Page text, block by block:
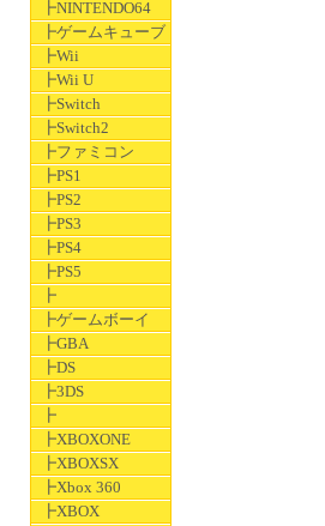
┣NINTENDO64
┣ゲームキューブ
┣Wii
┣Wii U
┣Switch
┣Switch2
┣ファミコン
┣PS1
┣PS2
┣PS3
┣PS4
┣PS5
┣
┣ゲームボーイ
┣GBA
┣DS
┣3DS
┣
┣XBOXONE
┣XBOXSX
┣Xbox 360
┣XBOX